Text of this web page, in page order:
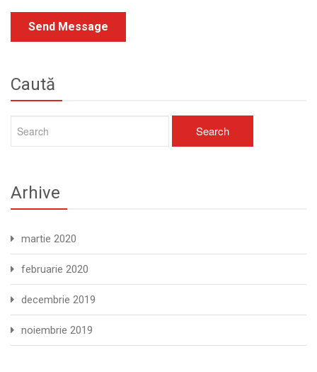
Caută
Arhive
martie 2020
februarie 2020
decembrie 2019
noiembrie 2019